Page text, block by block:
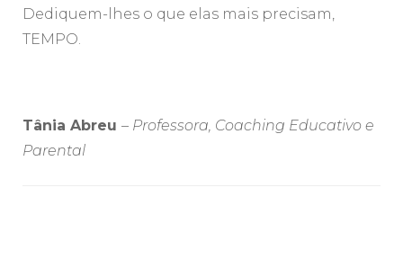
Dediquem-lhes o que elas mais precisam,
TEMPO.
Tânia Abreu – Professora, Coaching Educativo e
Parental